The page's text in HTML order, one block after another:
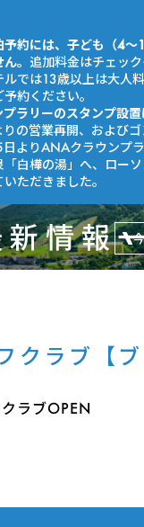
予約には、子ども（4～
。 追加料金はチェッ
ルでは13歳以上は大人
約ください。
ラリーのスタンプ設置
の営業再開、および
よりANAクラウンプ
白樺の湯」へ、ロー
ただきました。
新情報
クラブ【ブ
ラブOPEN